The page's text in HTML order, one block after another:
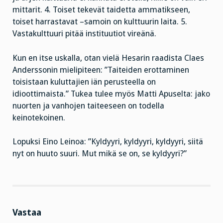
mittarit. 4. Toiset tekevät taidetta ammatikseen,
toiset harrastavat –samoin on kulttuurin laita. 5.
Vastakulttuuri pitää instituutiot vireänä.
Kun en itse uskalla, otan vielä Hesarin raadista Claes
Anderssonin mielipiteen: ”Taiteiden erottaminen
toisistaan kuluttajien iän perusteella on
idioottimaista.” Tukea tulee myös Matti Apuselta: jako
nuorten ja vanhojen taiteeseen on todella
keinotekoinen.
Lopuksi Eino Leinoa: ”Kyldyyri, kyldyyri, kyldyyri, siitä
nyt on huuto suuri. Mut mikä se on, se kyldyyri?”
Vastaa